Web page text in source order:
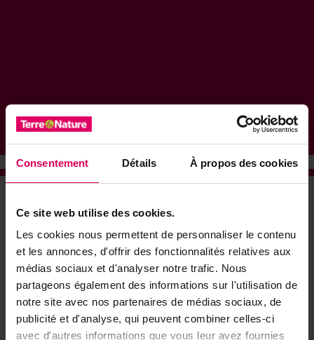
Consentement Détails À propos des cookies
Ce site web utilise des cookies.
Les cookies nous permettent de personnaliser le contenu
et les annonces, d'offrir des fonctionnalités relatives aux
médias sociaux et d'analyser notre trafic. Nous
partageons également des informations sur l'utilisation de
notre site avec nos partenaires de médias sociaux, de
publicité et d'analyse, qui peuvent combiner celles-ci
avec d'autres informations que vous leur avez fournies
U
ne porte qui s’ouvre sur un névé, les yeux qui
heure à arpenter des galeries mal éclairées et
une exclamation qu’on ne parvient pas à
retenir: le nez collé au pied du barrage
d’Émosson, on prend la mesure de la taille de
l’ouvrage, haut de 180 mètres.
Elle n’est «que» la cinquième plus élevée de Suisse,